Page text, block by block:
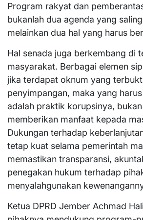
Program rakyat dan
bukanlah dua agenda yang
melainkan dua hal yang harus
Hal senada juga berkembang di
masyarakat. Berbagai elemen
jika terdapat oknum yang
penyimpangan, maka yang
adalah praktik korupsinya,
memberikan manfaat kepada
Dukungan terhadap
tetap kuat selama pemerintah
memastikan transparansi,
penegakan hukum terhadap
menyalahgunakan
Ketua DPRD Jember Achmad